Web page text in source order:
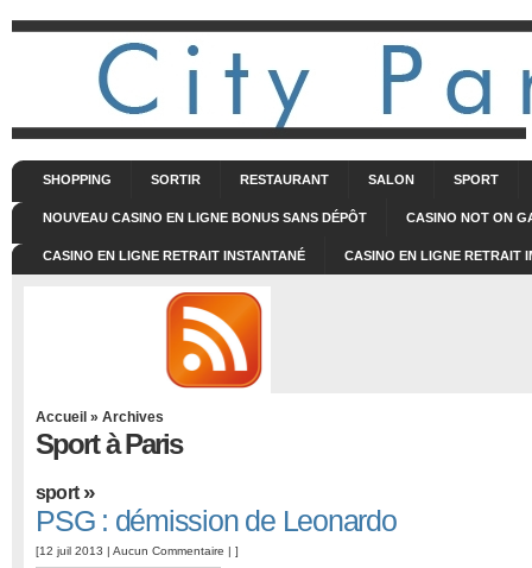
SHOPPING SORTIR RESTAURANT SALON SPORT
NOUVEAU CASINO EN LIGNE BONUS SANS DÉPÔT CASINO NOT ON
CASINO EN LIGNE RETRAIT INSTANTANÉ CASINO EN LIGNE RETRAIT
Accueil » Archives
Sport à Paris
sport»
PSG : démission de Leonardo
[12 juil 2013 | Aucun Commentaire | ]